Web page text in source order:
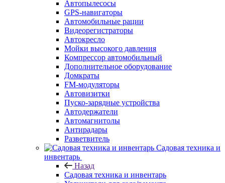
Автопылесосы
GPS-навигаторы
Автомобильные рации
Видеорегистраторы
Автокресло
Мойки высокого давления
Компрессор автомобильный
Дополнительное оборудование
Домкраты
FM-модуляторы
Автовизитки
Пуско-зарядные устройства
Автодержатели
Автомагнитолы
Антирадары
Разветвитель
Садовая техника и
инвентарь
Назад
Садовая техника и инвентарь